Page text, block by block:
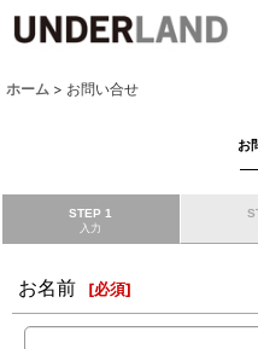
ホーム > お問い合せ
お
STEP 1
入力
お名前 [必須]